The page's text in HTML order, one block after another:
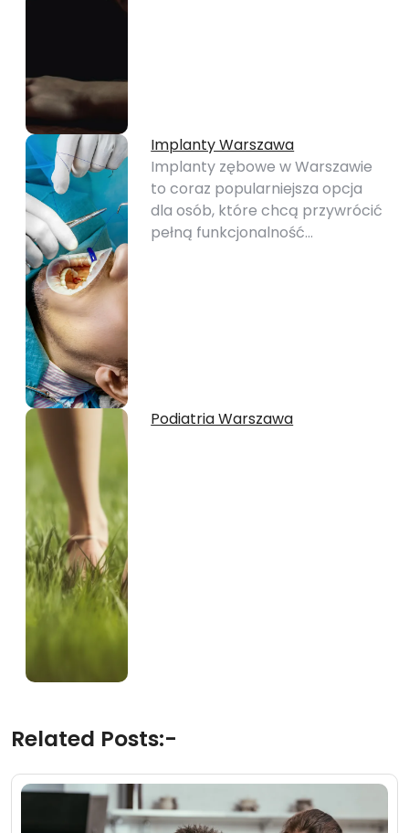
Implanty Warszawa
Implanty zębowe w Warszawie
to coraz popularniejsza opcja
dla osób, które chcą przywrócić
pełną funkcjonalność…
Podiatria Warszawa
Related Posts:-